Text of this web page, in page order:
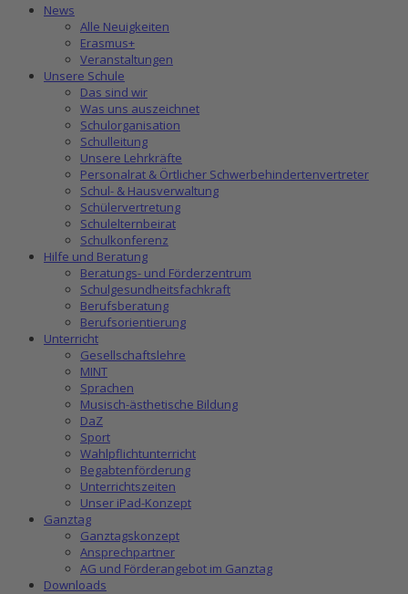
News
Alle Neuigkeiten
Erasmus+
Veranstaltungen
Unsere Schule
Das sind wir
Was uns auszeichnet
Schulorganisation
Schulleitung
Unsere Lehrkräfte
Personalrat & Örtlicher Schwerbehindertenvertreter
Schul- & Hausverwaltung
Schülervertretung
Schulelternbeirat
Schulkonferenz
Hilfe und Beratung
Beratungs- und Förderzentrum
Schulgesundheitsfachkraft
Berufsberatung
Berufsorientierung
Unterricht
Gesellschaftslehre
MINT
Sprachen
Musisch-ästhetische Bildung
DaZ
Sport
Wahlpflichtunterricht
Begabtenförderung
Unterrichtszeiten
Unser iPad-Konzept
Ganztag
Ganztagskonzept
Ansprechpartner
AG und Förderangebot im Ganztag
Downloads